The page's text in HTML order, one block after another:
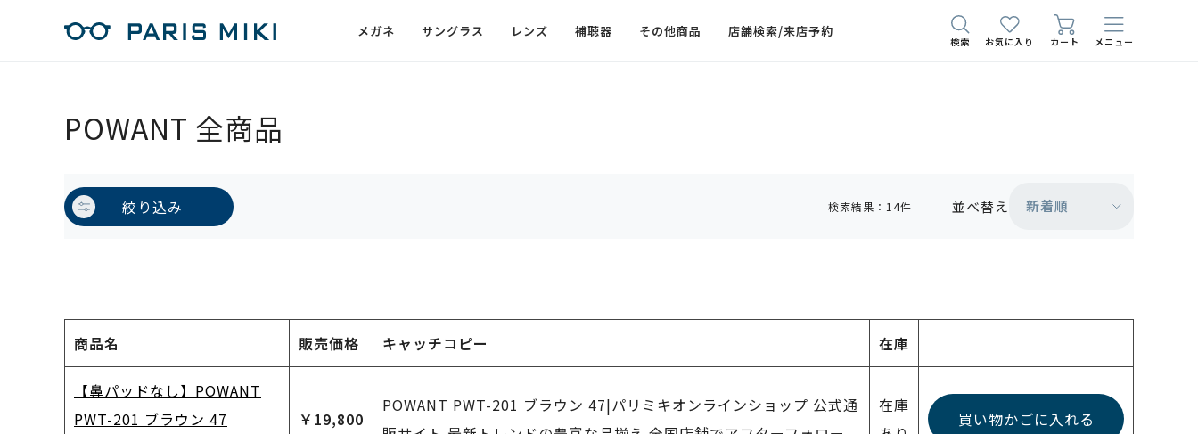
メガネ サングラス レンズ 補聴器 その他商品 店舗検索/来店予約
検索 お気に入り カート メニュー
POWANT 全商品
絞り込み 検索結果：14件 並べ替え 新着順
商品名 販売価格 キャッチコピー 在庫
【鼻パッドなし】POWANT
PWT-201 ブラウン 47
￥19,800
POWANT PWT-201 ブラウン 47|パリミキオンラインショップ 公式通
在庫
買い物かごに入れる